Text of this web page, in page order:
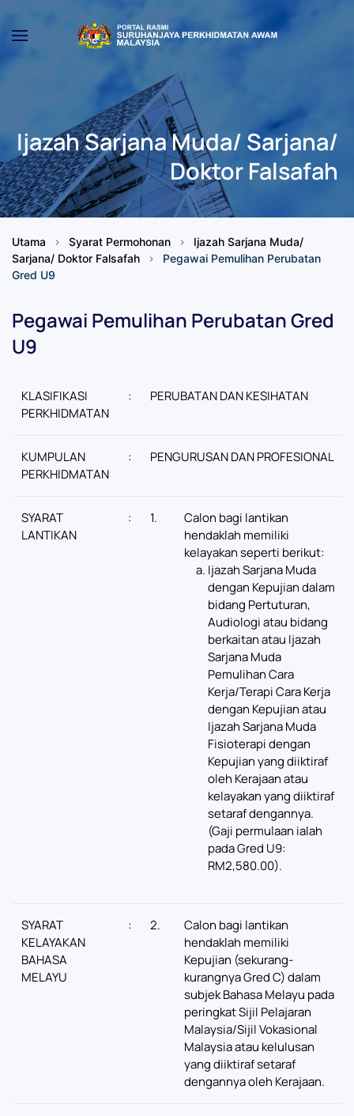
Skip to main content
Ijazah Sarjana Muda/ Sarjana/
Doktor Falsafah
Utama Syarat Permohonan
Ijazah Sarjana Muda/
Sarjana/ Doktor Falsafah
Pegawai Pemulihan Perubatan
Gred U9
Pegawai Pemulihan Perubatan Gred
U9
KLASIFIKASI
PERKHIDMATAN
: PERUBATAN DAN KESIHATAN
KUMPULAN
PERKHIDMATAN
: PENGURUSAN DAN PROFESIONAL
SYARAT
LANTIKAN
: 1.
Calon bagi lantikan
hendaklah memiliki
kelayakan seperti berikut:
Ijazah Sarjana Muda
dengan Kepujian dalam
bidang Pertuturan,
Audiologi atau bidang
berkaitan atau Ijazah
Sarjana Muda
Pemulihan Cara
Kerja/Terapi Cara Kerja
dengan Kepujian atau
Ijazah Sarjana Muda
Fisioterapi dengan
Kepujian yang diiktiraf
oleh Kerajaan atau
kelayakan yang diiktiraf
setaraf dengannya.
(Gaji permulaan ialah
pada Gred U9:
RM2,580.00).
SYARAT
KELAYAKAN
BAHASA
MELAYU
: 2.
Calon bagi lantikan
hendaklah memiliki
Kepujian (sekurang-
kurangnya Gred C) dalam
subjek Bahasa Melayu pada
peringkat Sijil Pelajaran
Malaysia/Sijil Vokasional
Malaysia atau kelulusan
yang diiktiraf setaraf
dengannya oleh Kerajaan.